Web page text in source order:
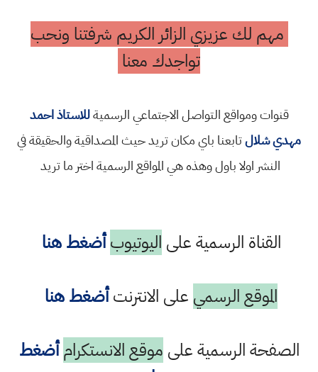
مهم لك عزيزي الزائر الكريم شرفتنا ونحب
تواجدك معنا
قنوات ومواقع التواصل الاجتماعي الرسميةللاستاذ احمد
مهدي شلالتابعنا باي مكان تريد حيث المصداقية والحقيقة في
النشر اولا باول وهذه هي المواقع الرسمية اختر ما تريد
القناة الرسمية على اليوتيوب أضغط هنا
الموقع الرسمي على الانترنتأضغط هنا
الصفحة الرسمية على موقع الانستكرام أضغط